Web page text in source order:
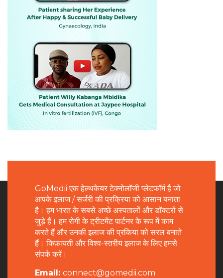
GoMedii एक हेल्थकेयर टेक्नोलॉजी प्लेटफॉर्म है जो
आपके इलाज / सर्जरी की प्रक्रिया को आसान बनाता
है। हम भारत के सबसे अच्छे अस्पतालों और डॉक्टरों से
जुड़े हैं। हम रोगी के ट्रीटमेंट पार्टनर के रूप में काम
करते हैं और उनकी इलाज की प्रकिया को सरल बनाते
हैं। किफ़ायती और विश्व-स्तरीय इलाज के लिए हमसे
संपर्क करें।
Email: connect@gomedii.com